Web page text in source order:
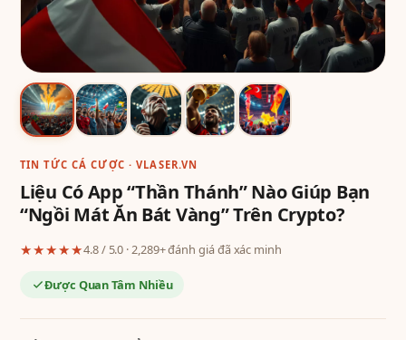
TIN TỨC CÁ CƯỢC · VLASER.VN
Liệu Có App “Thần Thánh” Nào Giúp Bạn
“Ngồi Mát Ăn Bát Vàng” Trên Crypto?
★★★★★4.8 / 5.0 · 2,289+ đánh giá đã xác minh
Được Quan Tâm Nhiều